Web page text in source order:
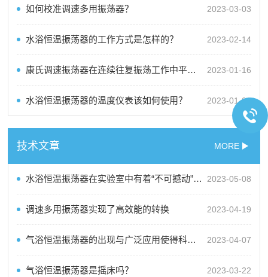
如何校准调速多用振荡器？ 2023-03-03
水浴恒温振荡器的工作方式是怎样的？ 2023-02-14
康氏调速振荡器在连续往复振荡工作中平稳可靠 2023-01-16
水浴恒温振荡器的温度仪表该如何使用？ 2023-01-06
技术文章 MORE
水浴恒温振荡器在实验室中有着“不可撼动”的地位 2023-05-08
调速多用振荡器实现了高效能的转换 2023-04-19
气浴恒温振荡器的出现与广泛应用使得科学研究和实验工作更加轻松、准确和精彩 2023-04-07
气浴恒温振荡器是摇床吗？ 2023-03-22